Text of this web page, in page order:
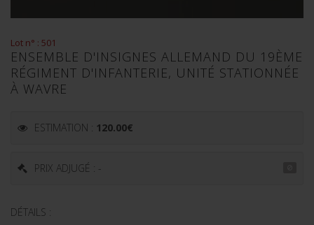
Lot n° : 501
ENSEMBLE D'INSIGNES ALLEMAND DU 19ÈME
RÉGIMENT D'INFANTERIE, UNITÉ STATIONNÉE
À WAVRE
ESTIMATION : 120.00€
PRIX ADJUGÉ : -
DÉTAILS :